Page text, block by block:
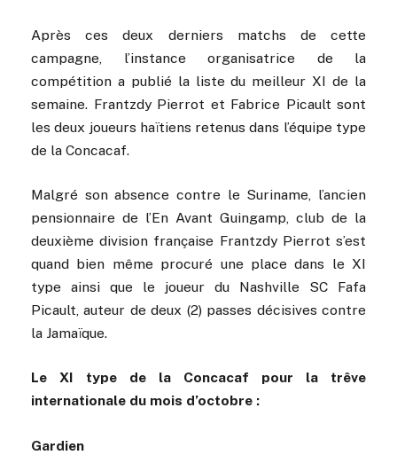
Après ces deux derniers matchs de cette
campagne, l’instance organisatrice de la
compétition a publié la liste du meilleur XI de la
semaine. Frantzdy Pierrot et Fabrice Picault sont
les deux joueurs haïtiens retenus dans l’équipe type
de la Concacaf.
Malgré son absence contre le Suriname, l’ancien
pensionnaire de l’En Avant Guingamp, club de la
deuxième division française Frantzdy Pierrot s’est
quand bien même procuré une place dans le XI
type ainsi que le joueur du Nashville SC Fafa
Picault, auteur de deux (2) passes décisives contre
la Jamaïque.
Le XI type de la Concacaf pour la trêve
internationale du mois d’octobre :
Gardien